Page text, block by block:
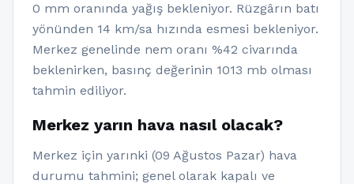
0 mm oranında yağış bekleniyor. Rüzgârın batı
yönünden 14 km/sa hızında esmesi bekleniyor.
Merkez genelinde nem oranı %42 civarında
beklenirken, basınç değerinin 1013 mb olması
tahmin ediliyor.
Merkez yarın hava nasıl olacak?
Merkez için yarınki (09 Ağustos Pazar) hava
durumu tahmini; genel olarak kapalı ve